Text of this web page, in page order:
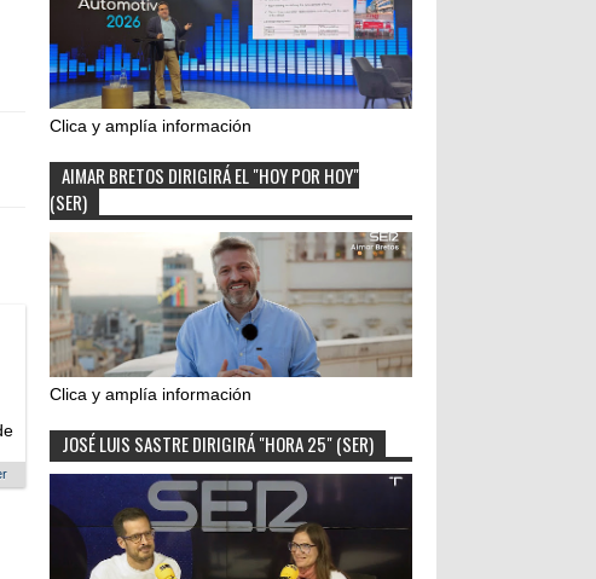
Clica y amplía información
AIMAR BRETOS DIRIGIRÁ EL "HOY POR HOY"
(SER)
Clica y amplía información
JOSÉ LUIS SASTRE DIRIGIRÁ "HORA 25" (SER)